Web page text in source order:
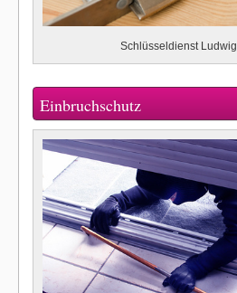
Schlüsseldienst Ludwig
Einbruchschutz